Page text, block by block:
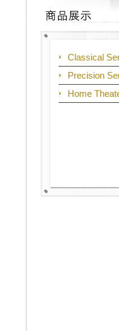
Classical
Precision
Home